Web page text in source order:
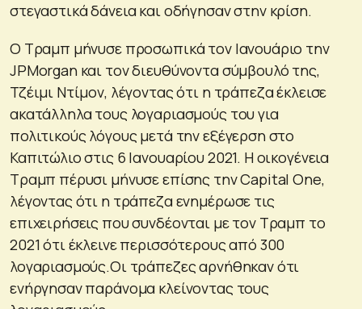
στεγαστικά δάνεια και οδήγησαν στην κρίση.
Ο Τραμπ μήνυσε προσωπικά τον Ιανουάριο την
JPMorgan και τον διευθύνοντα σύμβουλό της,
Τζέιμι Ντίμον, λέγοντας ότι η τράπεζα έκλεισε
ακατάλληλα τους λογαριασμούς του για
πολιτικούς λόγους μετά την εξέγερση στο
Καπιτώλιο στις 6 Ιανουαρίου 2021. Η οικογένεια
Τραμπ πέρυσι μήνυσε επίσης την Capital One,
λέγοντας ότι η τράπεζα ενημέρωσε τις
επιχειρήσεις που συνδέονται με τον Τραμπ το
2021 ότι έκλεινε περισσότερους από 300
λογαριασμούς.Οι τράπεζες αρνήθηκαν ότι
ενήργησαν παράνομα κλείνοντας τους